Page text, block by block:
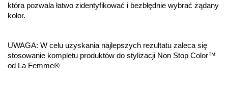
która pozwala łatwo zidentyfikować i bezbłędnie wybrać żądany
kolor.
UWAGA: W celu uzyskania najlepszych rezultatu zaleca się
stosowanie kompletu produktów do stylizacji Non Stop Color™
od La Femme®